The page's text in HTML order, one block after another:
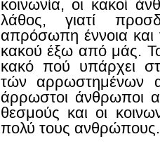
κοινωνία, οι κακοί
λάθος, γιατί
απρόσωπη έννοια και
κακού έξω από μάς.
κακό πού υπάρχει
τών αρρωστημένων
άρρωστοι άνθρωποι
θεσμούς και οι
πολύ τους ανθρώπους.